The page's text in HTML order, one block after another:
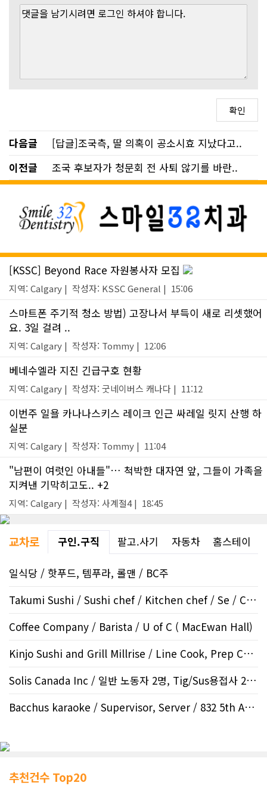
다음글
[답글]조국측, 딸 의혹이 공소시효 지났다고..
이전글
조국 후보자가 청문회 전 사퇴 않기를 바란..
[KSSC] Beyond Race 자원봉사자 모집
지역: Calgary | 작성자: KSSC General | 15:06
스마트폰 주기적 청소 방법) 고장나서 부득이 새로 리셋했어
요. 3일 걸려 ..
지역: Calgary | 작성자: Tommy | 12:06
베네수엘라 지진 긴급구호 현황
지역: Calgary | 작성자: 굿네이버스 캐나다 | 11:12
이번주 일욜 카나나스키스 레이크 인근 싸레일 릿지 산행 하
실분
지역: Calgary | 작성자: Tommy | 11:04
"남편이 여럿인 아내들"… 척박한 대자연 앞, 그들이 가족을
지켜낸 기막히고도.. +2
지역: Calgary | 작성자: 사계절4 | 18:45
교차로 구인.구직 팔고.사기 자동차 홈스테이
일식당 / 핫푸드, 템푸라, 롤맨 / BC주
Takumi Sushi / Sushi chef / Kitchen chef / Se / Crowfo..
Coffee Company / Barista / U of C ( MacEwan Hall)
Kinjo Sushi and Grill Millrise / Line Cook, Prep Cook /..
Solis Canada Inc / 일반 노동자 2명, Tig/Sus용접사 2 명,..
Bacchus karaoke / Supervisor, Server / 832 5th AVE S..
추천건수 Top20